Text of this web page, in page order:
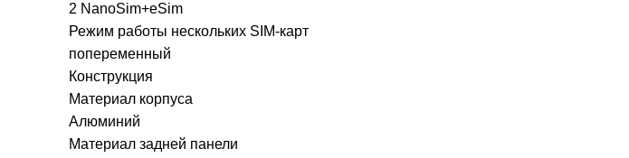
2 NanoSim+eSim
Режим работы нескольких SIM-карт
попеременный
Конструкция
Материал корпуса
Алюминий
Материал задней панели